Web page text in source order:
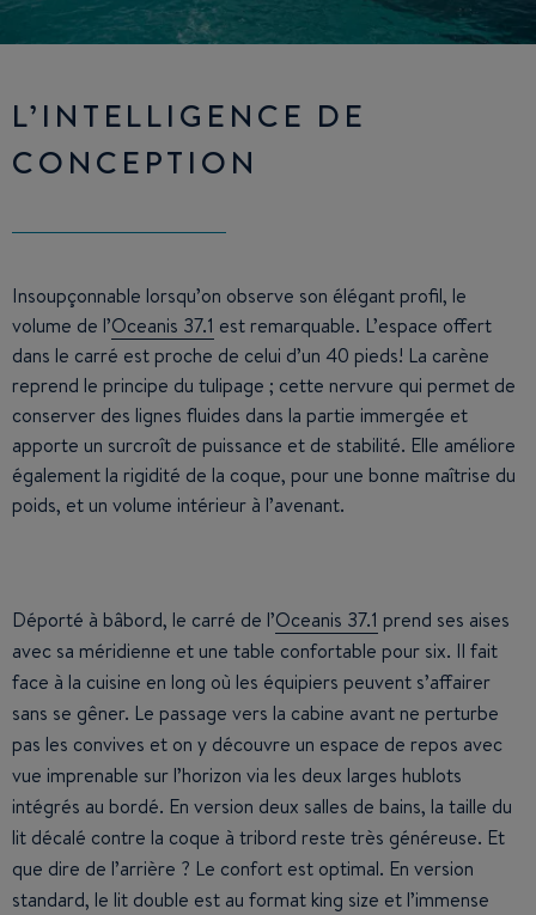
L’INTELLIGENCE DE
CONCEPTION
Insoupçonnable lorsqu’on observe son élégant profil, le
volume de l’Oceanis 37.1 est remarquable. L’espace offert
dans le carré est proche de celui d’un 40 pieds! La carène
reprend le principe du tulipage ; cette nervure qui permet de
conserver des lignes fluides dans la partie immergée et
apporte un surcroît de puissance et de stabilité. Elle améliore
également la rigidité de la coque, pour une bonne maîtrise du
poids, et un volume intérieur à l’avenant.
Déporté à bâbord, le carré de l’Oceanis 37.1 prend ses aises
avec sa méridienne et une table confortable pour six. Il fait
face à la cuisine en long où les équipiers peuvent s’affairer
sans se gêner. Le passage vers la cabine avant ne perturbe
pas les convives et on y découvre un espace de repos avec
vue imprenable sur l’horizon via les deux larges hublots
intégrés au bordé. En version deux salles de bains, la taille du
lit décalé contre la coque à tribord reste très généreuse. Et
que dire de l’arrière ? Le confort est optimal. En version
standard, le lit double est au format king size et l’immense